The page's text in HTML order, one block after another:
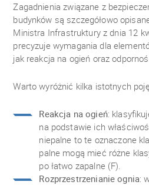
Zagadnienia związane z
budynków są szczegółowo
Ministra Infrastruktury z dnia 12
precyzuje wymagania dla
jak reakcja na ogień oraz
Warto wyróżnić kilka istotnych
Reakcja na ogień:
na podstawie ich
niepalne to te oznaczone
palne mogą mieć różne
po łatwo zapalne (F).
Rozprzestrzenianie ognia: